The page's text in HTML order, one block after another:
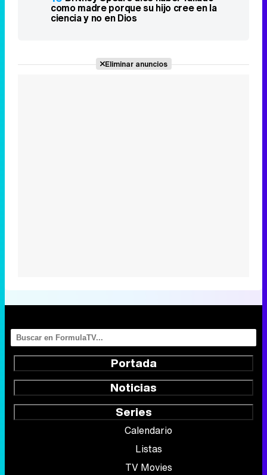
como madre porque su hijo cree en la
ciencia y no en Dios
Eliminar anuncios
Portada
Noticias
Series
Calendario
Listas
TV Movies